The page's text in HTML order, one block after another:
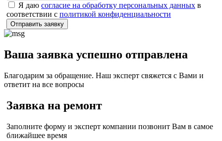
Я даю согласие на обработку персональных данных в
соответствии с политикой конфиденциальности
Отправить заявку
Ваша заявка успешно отправлена
Благодарим за обращение. Наш эксперт свяжется с Вами и
ответит на все вопросы
Заявка на ремонт
Заполните форму и эксперт компании позвонит Вам в самое
ближайшее время